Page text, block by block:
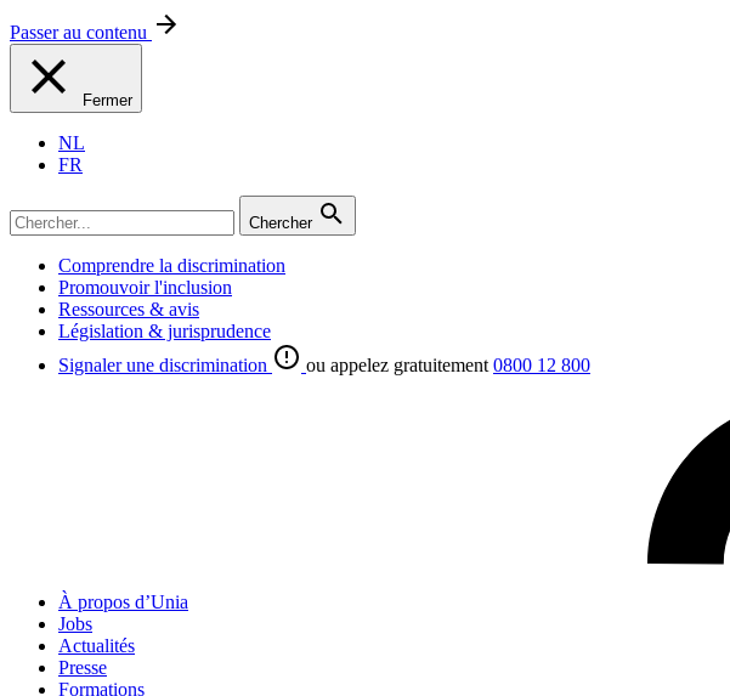
Passer au contenu
Fermer
NL
FR
Chercher
Comprendre la discrimination
Promouvoir l'inclusion
Ressources & avis
Législation & jurisprudence
Signaler une discrimination
ou appelez gratuitement 0800 12 800
À propos d’Unia
Jobs
Actualités
Presse
Formations